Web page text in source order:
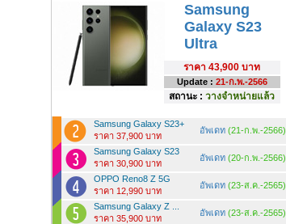
Samsung
Galaxy S23
Ultra
ราคา 43,900 บาท
Update : 21-ก.พ.-2566
สถานะ : วางจำหน่ายแล้ว
Samsung Galaxy S23+
ราคา 37,900 บาท
อัพเดท (21-ก.พ.-2566)
Samsung Galaxy S23
ราคา 30,900 บาท
อัพเดท (20-ก.พ.-2566)
OPPO Reno8 Z 5G
ราคา 12,990 บาท
อัพเดท (23-ส.ค.-2565)
Samsung Galaxy Z ...
ราคา 35,900 บาท
อัพเดท (23-ส.ค.-2565)